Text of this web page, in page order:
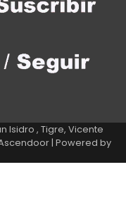
Isidro , Tigre, Vicente
| Powered by